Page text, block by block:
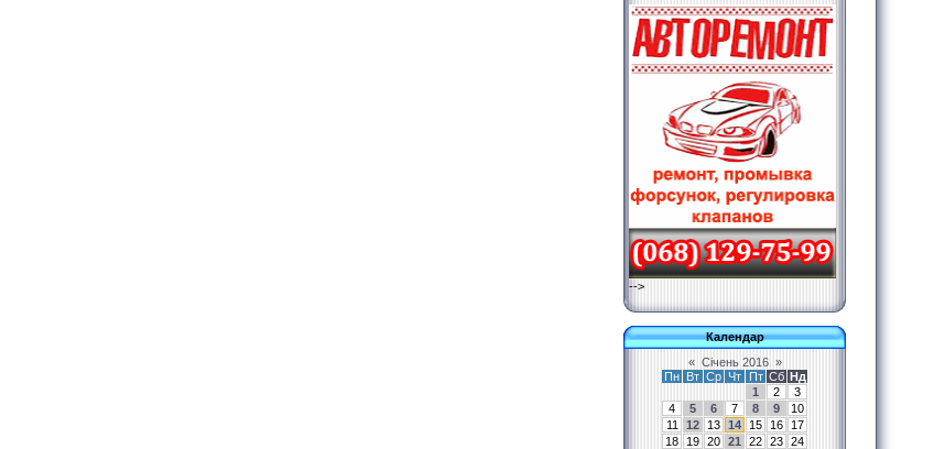
-->
Календар
« Січень 2016 »
Пн Вт Ср Чт Пт Сб Нд
1
2
3
4
5 6 7 8 9
10
11
12 13 14 15 16
17
18
19 20 21 22 23 24